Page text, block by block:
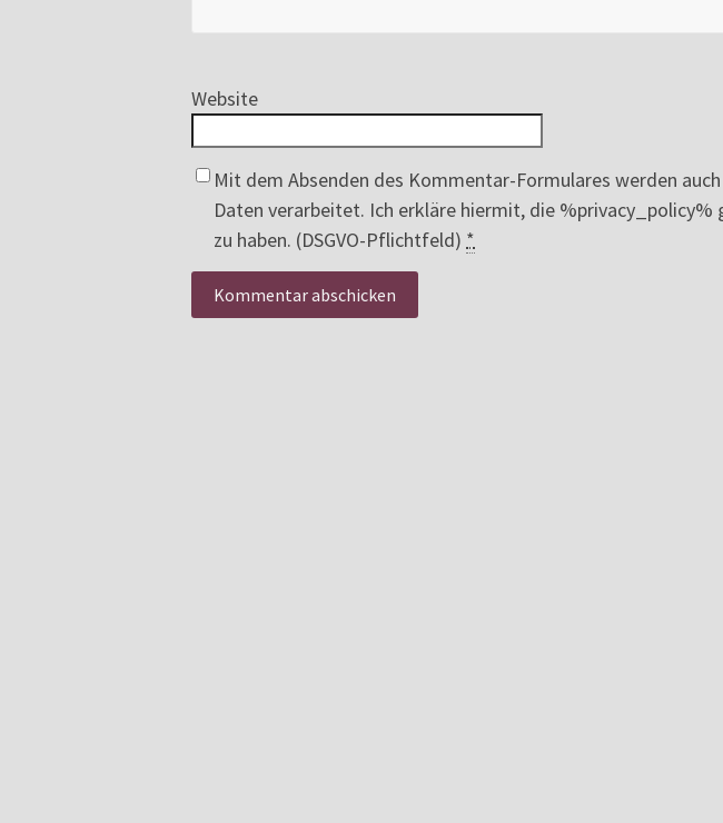
Website
Mit dem Absenden des Kommentar-Formulares werden
Daten verarbeitet. Ich erkläre hiermit, die %privacy_policy%
zu haben. (DSGVO-Pflichtfeld) *